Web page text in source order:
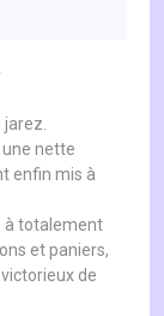
nette
enfin mis à
à totalement
et paniers,
de